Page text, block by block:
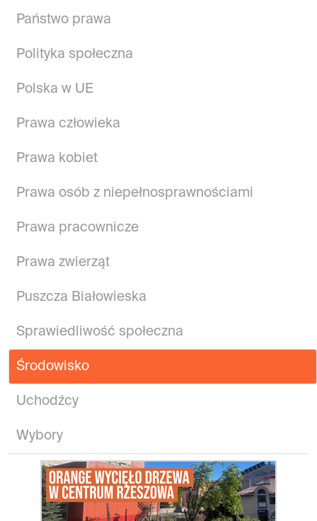
Państwo prawa
Polityka społeczna
Polska w UE
Prawa człowieka
Prawa kobiet
Prawa osób z niepełnosprawnościami
Prawa pracownicze
Prawa zwierząt
Puszcza Białowieska
Sprawiedliwość społeczna
Środowisko
Uchodźcy
Wybory